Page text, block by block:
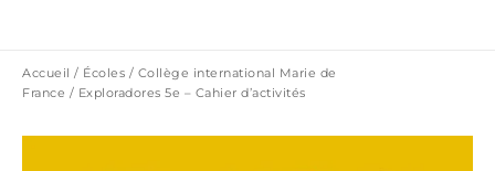
Accueil / Écoles / Collège international Marie de
France / Exploradores 5e – Cahier d’activités